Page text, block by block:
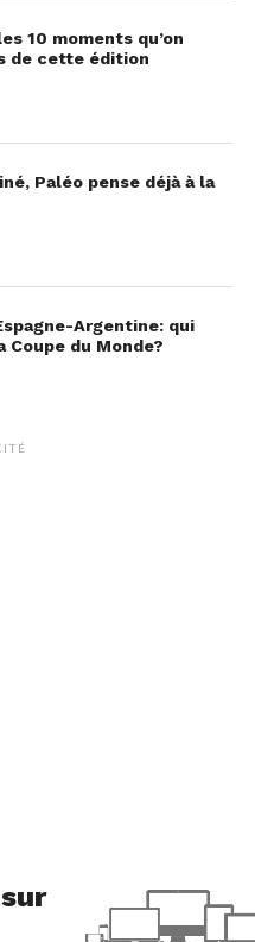
10 moments qu’on
de cette édition
Paléo pense déjà à la
Argentine: qui
Coupe du Monde?